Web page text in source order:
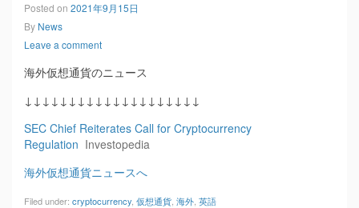
Posted on 2021年9月15日
By News
Leave a comment
海外仮想通貨のニュース
↓↓↓↓↓↓↓↓↓↓↓↓↓↓↓↓↓↓↓↓
SEC Chief Reiterates Call for Cryptocurrency
Regulation Investopedia
海外仮想通貨ニュースへ
Filed under: cryptocurrency 仮想通貨 海外 英語